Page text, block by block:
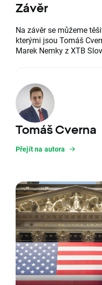
Závěr
Na závěr se můžeme
kterými jsou Tomáš
Marek Nemky z XTB
Tomáš Cverna
Přejít na autora